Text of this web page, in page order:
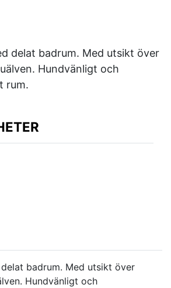
delat badrum. Med utsikt över
Hundvänligt och
rum.
badrum. Med utsikt över
Hundvänligt och